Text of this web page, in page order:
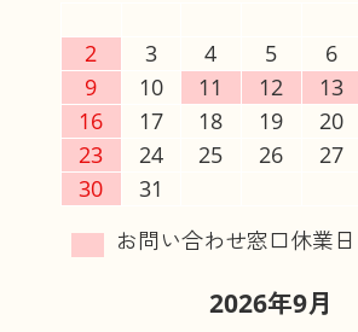
2
3 4 5 6
9
10 11 12 13
16
17 18 19 20
23
24 25 26 27
30
31
2026年9月